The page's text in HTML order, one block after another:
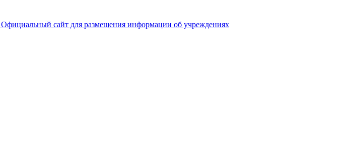
Официальный сайт для размещения информации об учреждениях